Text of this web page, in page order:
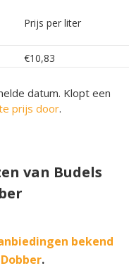
Prijs per liter
€10,83
datum. Klopt een
prijs door.
van Budels
bekend
.